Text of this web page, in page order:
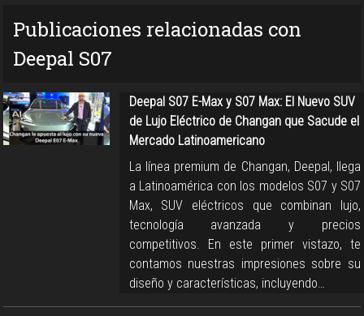
Publicaciones relacionadas con
Deepal S07
Deepal S07 E-Max y S07 Max: El Nuevo SUV
de Lujo Eléctrico de Changan que Sacude el
Mercado Latinoamericano
La línea premium de Changan, Deepal, llega
a Latinoamérica con los modelos S07 y S07
Max, SUV eléctricos que combinan lujo,
tecnología avanzada y precios
competitivos. En este primer vistazo, te
contamos nuestras impresiones sobre su
diseño y características, incluyendo…